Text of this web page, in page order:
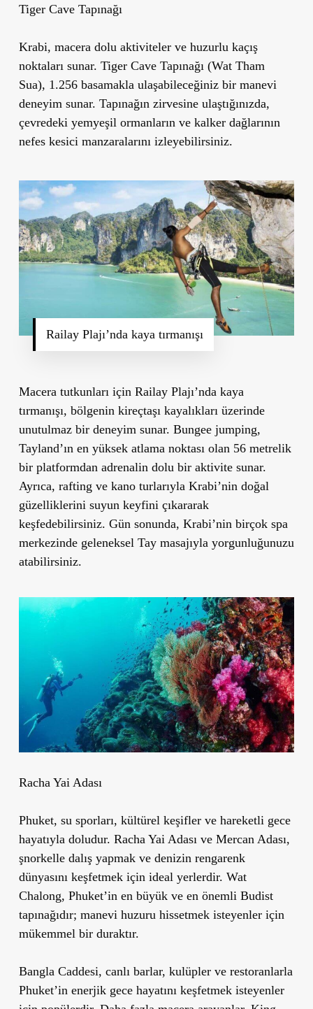
Tiger Cave Tapınağı
Krabi, macera dolu aktiviteler ve huzurlu kaçış
noktaları sunar. Tiger Cave Tapınağı (Wat Tham
Sua), 1.256 basamakla ulaşabileceğiniz bir manevi
deneyim sunar. Tapınağın zirvesine ulaştığınızda,
çevredeki yemyeşil ormanların ve kalker dağlarının
nefes kesici manzaralarını izleyebilirsiniz.
Railay Plajı’nda kaya tırmanışı
Macera tutkunları için Railay Plajı’nda kaya
tırmanışı, bölgenin kireçtaşı kayalıkları üzerinde
unutulmaz bir deneyim sunar. Bungee jumping,
Tayland’ın en yüksek atlama noktası olan 56 metrelik
bir platformdan adrenalin dolu bir aktivite sunar.
Ayrıca, rafting ve kanoturlarıyla Krabi’nin doğal
güzelliklerini suyun keyfini çıkararak
keşfedebilirsiniz. Gün sonunda, Krabi’nin birçok spa
merkezinde geleneksel Tay masajıyla yorgunluğunuzu
atabilirsiniz.
Racha Yai Adası
Phuket, su sporları, kültürel keşifler ve hareketli gece
hayatıyla doludur. Racha Yai Adası ve Mercan Adası,
şnorkelle dalış yapmak ve denizin rengarenk
dünyasını keşfetmek için ideal yerlerdir. Wat
Chalong, Phuket’in en büyük ve en önemli Budist
tapınağıdır; manevi huzuru hissetmek isteyenler için
mükemmel bir duraktır.
Bangla Caddesi, canlı barlar, kulüpler ve restoranlarla
Phuket’in enerjik gece hayatını keşfetmek isteyenler